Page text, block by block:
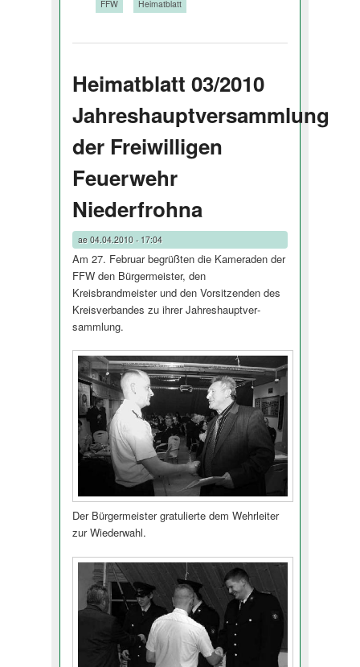
FFW Heimatblatt
Heimatblatt 03/2010
Jahreshauptversammlung
der Freiwilligen
Feuerwehr
Niederfrohna
ae04.04.2010 - 17:04
Am 27. Februar begrüßten die Kameraden der
FFW den Bürgermeister, den
Kreisbrandmeister und den Vorsitzenden des
Kreisverbandes zu ihrer Jahreshauptver­
sammlung.
Der Bürgermeister gratulierte dem Wehrleiter
zur Wiederwahl.